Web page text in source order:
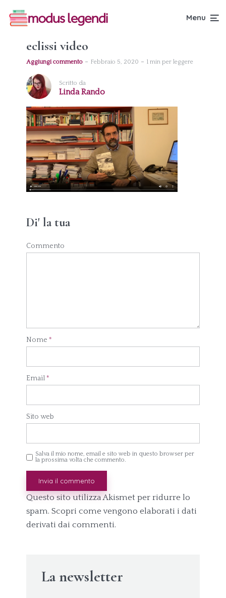
Menu
eclissi video
Aggiungi commento Febbraio 5, 2020 1 min per leggere
Scritto da
Linda Rando
Di' la tua
Commento
Nome *
Email*
Sito web
Salva il mio nome, email e sito web in questo browser per
la prossima volta che commento.
Questo sito utilizza Akismet per ridurre lo
spam. Scopri come vengono elaborati i dati
derivati dai commenti.
La newsletter